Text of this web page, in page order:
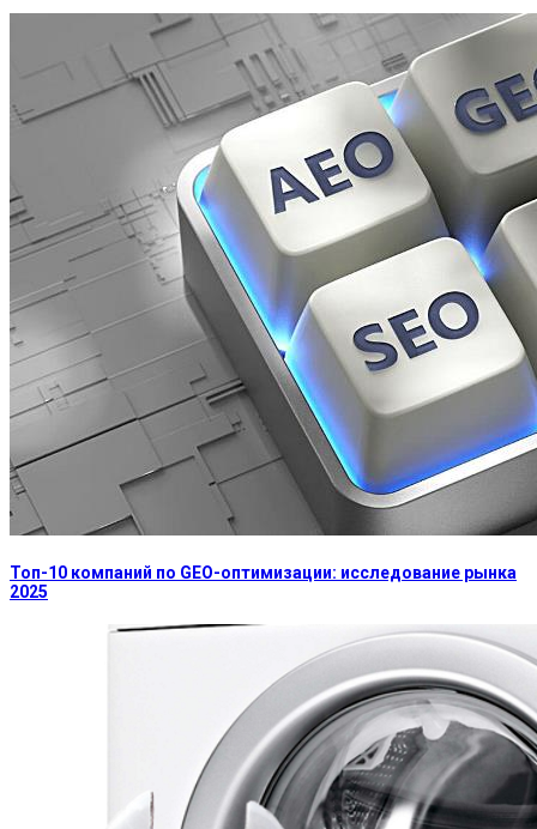
Топ-10 компаний по GEO-оптимизации: исследование рынка
2025